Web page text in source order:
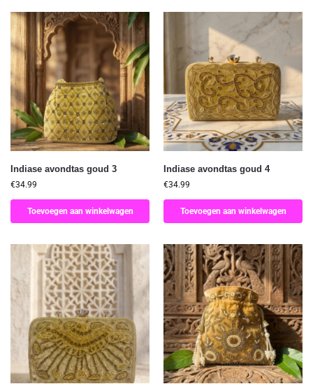
Indiase avondtas goud 3
€34.99
Toevoegen aan winkelwagen
Indiase avondtas goud 4
€34.99
Toevoegen aan winkelwagen